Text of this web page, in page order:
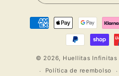
Formas
© 2026, Huellitas Infinitas
Política de reembolso